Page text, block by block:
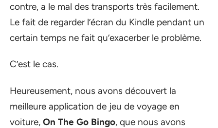
contre, a le mal des transports très facilement.
Le fait de regarder l’écran du Kindle pendant un
certain temps ne fait qu’exacerber le problème.
C’est le cas.
Heureusement, nous avons découvert la
meilleure application de jeu de voyage en
voiture, On The Go Bingo, que nous avons